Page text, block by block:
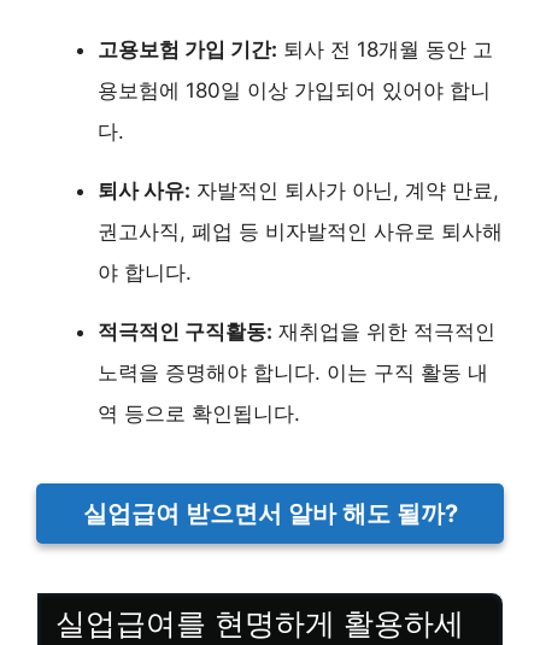
고용보험 가입 기간: 퇴사 전 18개월 동안 고
용보험에 180일 이상 가입되어 있어야 합니
다.
퇴사 사유: 자발적인 퇴사가 아닌, 계약 만료,
권고사직, 폐업 등 비자발적인 사유로 퇴사해
야 합니다.
적극적인 구직활동: 재취업을 위한 적극적인
노력을 증명해야 합니다. 이는 구직 활동 내
역 등으로 확인됩니다.
실업급여 받으면서 알바 해도 될까?
실업급여를 현명하게 활용하세